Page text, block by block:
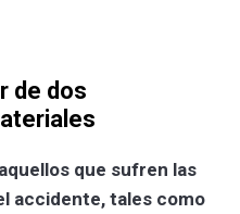
de dos
que sufren las
accidente, tales como